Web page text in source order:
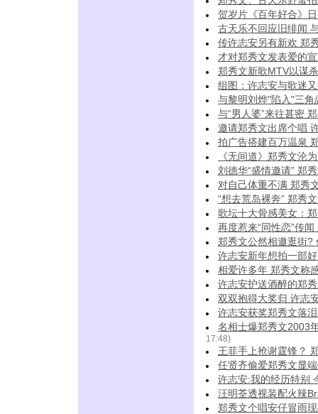
贺岁片《百年好合》
古天乐不回应旧绯闻
传许志安另有新欢 郑
才对郑秀文发表爱的
郑秀文新歌MTV以谋
组图：许志安与歌迷
与黎明刘烨"陷入"三
与“男人婆”来往甚密
邀请郑秀文出席个唱
拍广告搭建百万温泉
《无间道》郑秀文沦
刘德华“盛情邀请” 郑
对自己体重不满 郑秀
“想去荒岛裸奔” 郑秀
歌坛十大骨感美女：
再度惹来“同性恋”传
郑秀文公然相邀逛街?
许志安新年想拍一部
相爱许多年 郑秀文称
许志安护送酒醉的郑
双双抱得大奖归 许志
许志安获奖郑秀文落
名相士爆郑秀文2003
17:48)
王菲手上抢谢霆锋？
任贤齐偷爱郑秀文显
许志安:我的经历特别
汪明荃透视装配火辣
郑秀文个唱安仔冒雨